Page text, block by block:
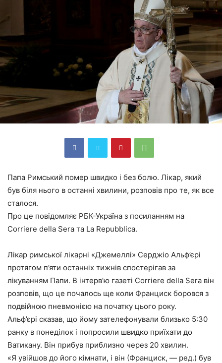
Папа Римський помер швидко і без болю. Лікар, який
був біля нього в останні хвилини, розповів про те, як все
сталося.
Про це повідомляє РБК-Україна з посиланням на
Corriere della Sera та La Repubblica.
Лікар римської лікарні «Джемеллі» Серджіо Альф’єрі
протягом п’яти останніх тижнів спостерігав за
лікуванням Папи. В інтерв’ю газеті Corriere della Sera він
розповів, що це почалось ще коли Франциск боровся з
подвійною пневмонією на початку цього року.
Альф’єрі сказав, що йому зателефонували близько 5:30
ранку в понеділок і попросили швидко приїхати до
Ватикану. Він прибув приблизно через 20 хвилин.
«Я увійшов до його кімнати, і він (Франциск, — ред.) був